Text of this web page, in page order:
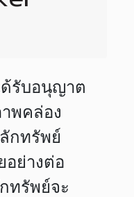
รับอนุญาต
พคล่อง
กทรัพย์
อย่างต่อ
ทรัพย์จะ